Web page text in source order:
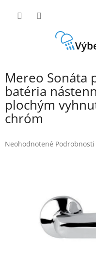
Mereo Sonáta
batéria
plochým
chróm
Priemerné
hviezdičiek.
Neohodnotené